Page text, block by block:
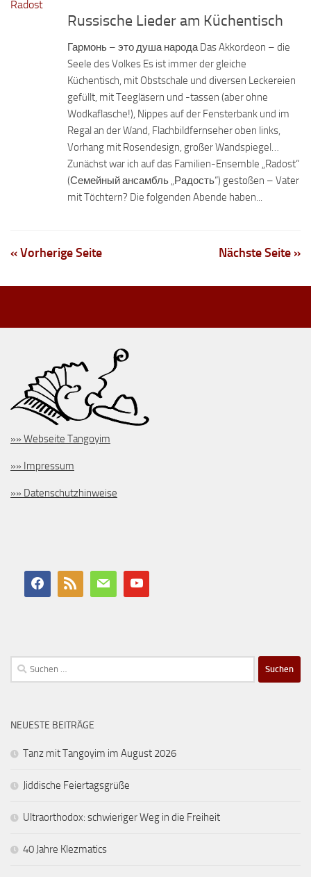
Russische Lieder am Küchentisch
Гармонь – это душа народа Das Akkordeon – die
Seele des Volkes Es ist immer der gleiche
Küchentisch, mit Obstschale und diversen Leckereien
gefüllt, mit Teegläsern und -tassen (aber ohne
Wodkaflasche!), Nippes auf der Fensterbank und im
Regal an der Wand, Flachbildfernseher oben links,
Vorhang mit Rosendesign, großer Wandspiegel…
Zunächst war ich auf das Familien-Ensemble „Radost“
(Семейный ансамбль „Радость“) gestoßen – Vater
mit Töchtern? Die folgenden Abende haben...
« Vorherige Seite Nächste Seite »
»» Webseite Tangoyim
»» Impressum
»» Datenschutzhinweise
Suchen
nach:
NEUESTE BEITRÄGE
Tanz mit Tangoyim im August 2026
Jiddische Feiertagsgrüße
Ultraorthodox: schwieriger Weg in die Freiheit
40 Jahre Klezmatics